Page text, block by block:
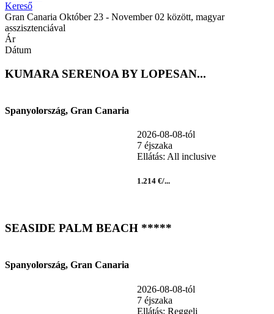
Kereső
Gran Canaria Október 23 - November 02 között, magyar
asszisztenciával
Ár
Dátum
KUMARA SERENOA BY LOPESAN...
Spanyolország, Gran Canaria
2026-08-08-tól
7 éjszaka
Ellátás: All inclusive
1.214 €/...
SEASIDE PALM BEACH *****
Spanyolország, Gran Canaria
2026-08-08-tól
7 éjszaka
Ellátás: Reggeli